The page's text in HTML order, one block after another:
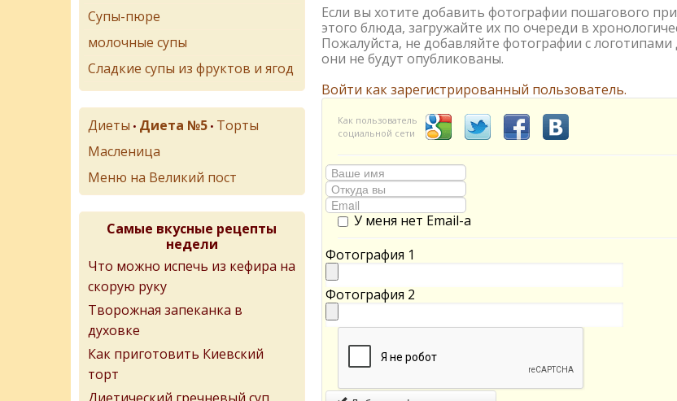
Если вы хотите добавить фотографии пошагового
этого блюда, загружайте их по очереди в
Пожалуйста, не добавляйте фотографии с логотипами
они не будут опубликованы.
Войти как зарегистрированный пользователь.
Как пользователь
социальной сети
У меня нет Email-а
Фотография 1
Фотография 2
Супы-пюре
молочные супы
Сладкие супы из фруктов и ягод
Диеты • Диета №5 • Торты
Масленица
Меню на Великий пост
Самые вкусные рецепты
недели
Что можно испечь из кефира на
скорую руку
Творожная запеканка в
духовке
Как приготовить Киевский
торт